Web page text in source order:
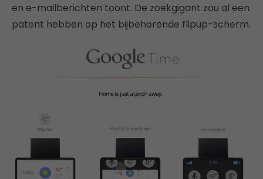
en e-mailberichten toont. De zoekgigant zou al een
patent hebben op het bijbehorende flipup-scherm.